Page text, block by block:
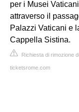
per i Musei
attraverso il
Palazzi Vaticani e
Cappella Sistina.
Richiesta di rimozione
ticketsrome.com